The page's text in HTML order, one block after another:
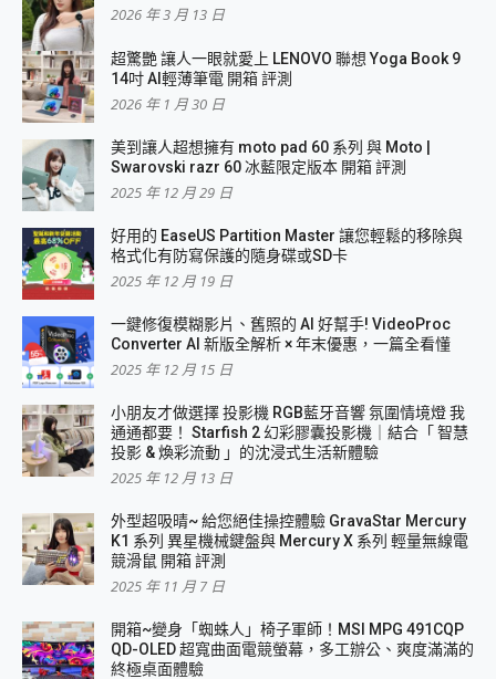
2026 年 3 月 13 日
超驚艷 讓人一眼就愛上 LENOVO 聯想 Yoga Book 9
14吋 AI輕薄筆電 開箱 評測
2026 年 1 月 30 日
美到讓人超想擁有 moto pad 60 系列 與 Moto |
Swarovski razr 60 冰藍限定版本 開箱 評測
2025 年 12 月 29 日
好用的 EaseUS Partition Master 讓您輕鬆的移除與
格式化有防寫保護的隨身碟或SD卡
2025 年 12 月 19 日
一鍵修復模糊影片、舊照的 AI 好幫手! VideoProc
Converter AI 新版全解析 × 年末優惠，一篇全看懂
2025 年 12 月 15 日
小朋友才做選擇 投影機 RGB藍牙音響 氛圍情境燈 我
通通都要！ Starfish 2 幻彩膠囊投影機｜結合「 智慧
投影 & 煥彩流動 」的沈浸式生活新體驗
2025 年 12 月 13 日
外型超吸晴~ 給您絕佳操控體驗 GravaStar Mercury
K1 系列 異星機械鍵盤與 Mercury X 系列 輕量無線電
競滑鼠 開箱 評測
2025 年 11 月 7 日
開箱~變身「蜘蛛人」椅子軍師！MSI MPG 491CQP
QD-OLED 超寬曲面電競螢幕，多工辦公、爽度滿滿的
終極桌面體驗